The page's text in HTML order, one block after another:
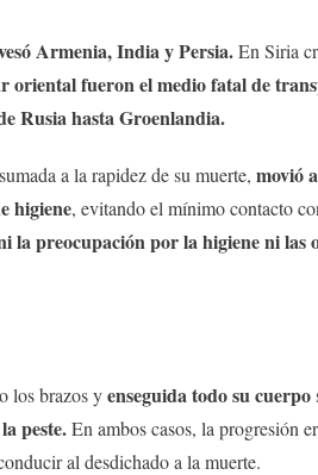
Armenia, India y Persia.En Siria
oriental fueron el medio fatal de
Rusia hasta Groenlandia.
a la rapidez de su muerte, movió
higiene, evitando el mínimo contacto
preocupación por la higiene ni
los brazos yenseguida todo su cuerpo
peste.En ambos casos, la progresión
al desdichado a la muerte.